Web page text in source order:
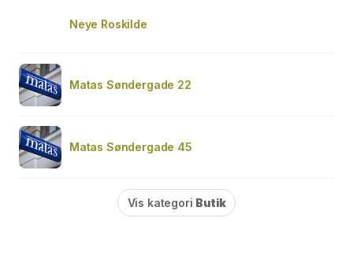
Neye Roskilde
Matas Søndergade 22
Matas Søndergade 45
Vis kategori Butik